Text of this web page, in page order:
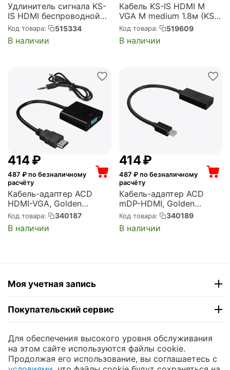
Удлинитель сигнала KS-
IS HDMI беспроводной
30м 1080p (KS-827)
Код товара: 515334
В наличии
Кабель KS-IS HDMI M
VGA M medium 1.8м (KS-
441L)
Код товара: 519609
В наличии
‍414‍₽
487 ₽ по безналичному
расчёту
Кабель-адаптер ACD
HDMI-VGA, Golden
Plated, 19m/15f, Черный,
0.2м (742576) (ACD-
DAHVF-01B)
Код товара: 340187
В наличии
‍414‍₽
487 ₽ по безналичному
расчёту
Кабель-адаптер ACD
mDP-HDMI, Golden
Plated, 20m/19f, Черный,
0.2м (742569) (ACD-
DAMHF-01B)
Код товара: 340189
В наличии
Моя учетная запись
Покупательский сервис
Контакты
© 2004 - 2026 ЮНИКОМП. На базе CS-Cartи
Для обеспечения высокого уровня обслуживания
на этом сайте используются файлы cookie.
Продолжая его использование, вы соглашаетесь с